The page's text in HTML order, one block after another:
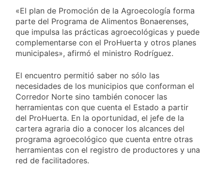
qué representa para
los argentinos
El Senado aprobó la
ley de propiedad
privada, pero el
Gobierno debió
eliminar otro capítulo
1 Día Atrás
Incidentes frente al
Congreso durante la
protesta contra la
Privada: hubo
detenidos y
enfrentamientos
La Fiscalía rechazó el
pedido para
suspender el juicio
contra Pity Alvarez
2 Días Atrás
67 barrios full LED en
Florencio Varela
2 Días Atrás
El temporal se
despide del AMBA:
cuándo dejará de
«El plan de Promoción de la Agroecología forma
parte del Programa de Alimentos Bonaerenses,
que impulsa las prácticas agroecológicas y puede
complementarse con el ProHuerta y otros planes
municipales», afirmó el ministro Rodríguez.
El encuentro permitió saber no sólo las
necesidades de los municipios que conforman el
Corredor Norte sino también conocer las
herramientas con que cuenta el Estado a partir
del ProHuerta. En la oportunidad, el jefe de la
cartera agraria dio a conocer los alcances del
programa agroecológico que cuenta entre otras
herramientas con el registro de productores y una
red de facilitadores.